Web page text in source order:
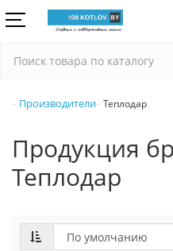
Производители Теплодар
Продукция
Теплодар